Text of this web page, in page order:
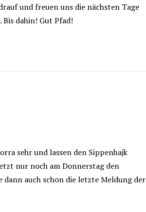
und freuen uns die nächsten Tage
dahin! Gut Pfad!
sehr und lassen den Sippenhajk
nur noch am Donnerstag den
auch schon die letzte Meldung der